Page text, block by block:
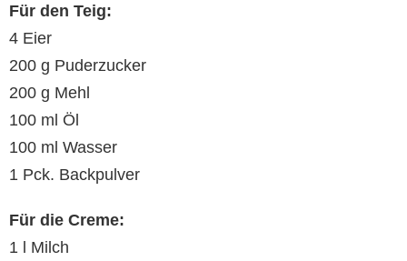
Für den Teig:
4 Eier
200 g Puderzucker
200 g Mehl
100 ml Öl
100 ml Wasser
1 Pck. Backpulver
Für die Creme:
1 l Milch